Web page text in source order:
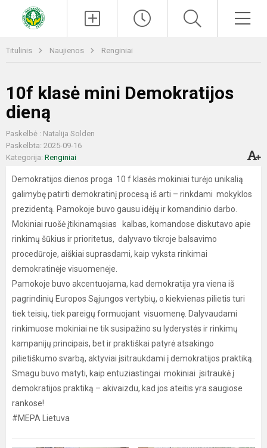
Titulinis Naujienos Renginiai
10f klasė mini Demokratijos
dieną
Paskelbė : Natalija Solden
Paskelbta: 2025-09-16
Kategorija: Renginiai
Demokratijos dienos proga 10 f klasės mokiniai turėjo unikalią
galimybę patirti demokratinį procesą iš arti – rinkdami mokyklos
prezidentą. Pamokoje buvo gausu idėjų ir komandinio darbo.
Mokiniai ruošė įtikinamąsias kalbas, komandose diskutavo apie
rinkimų šūkius ir prioritetus, dalyvavo tikroje balsavimo
procedūroje, aiškiai suprasdami, kaip vyksta rinkimai
demokratinėje visuomenėje.
Pamokoje buvo akcentuojama, kad demokratija yra viena iš
pagrindinių Europos Sąjungos vertybių, o kiekvienas pilietis turi
tiek teisių, tiek pareigų formuojant visuomenę. Dalyvaudami
rinkimuose mokiniai ne tik susipažino su lyderystės ir rinkimų
kampanijų principais, bet ir praktiškai patyrė atsakingo
pilietiškumo svarbą, aktyviai įsitraukdami į demokratijos praktiką.
Smagu buvo matyti, kaip entuziastingai mokiniai įsitraukė į
demokratijos praktiką – akivaizdu, kad jos ateitis yra saugiose
rankose!
#MEPA Lietuva